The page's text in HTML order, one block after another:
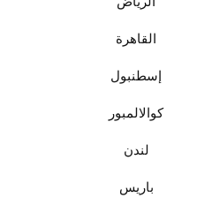
القاهرة
إسطنبول
كوالالمبور
لندن
باريس